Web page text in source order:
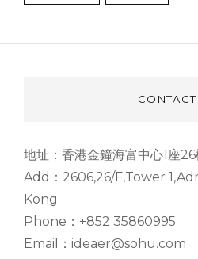
CONTACT
地址：香港金鐘海富中心1座
Add：2606,26/F,Tower
Kong
Phone：+852 35860995
Email：ideaer@sohu.com